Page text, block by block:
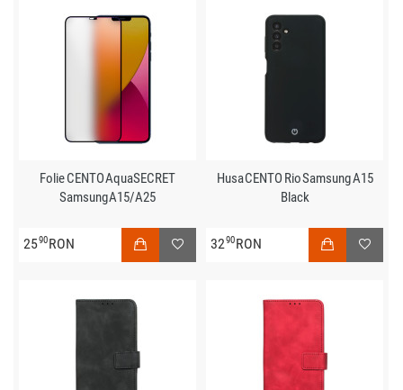
Folie CENTO AquaSECRET
Samsung A15/A25
2590RON
Husa CENTO Rio Samsung A15
Black
3290RON